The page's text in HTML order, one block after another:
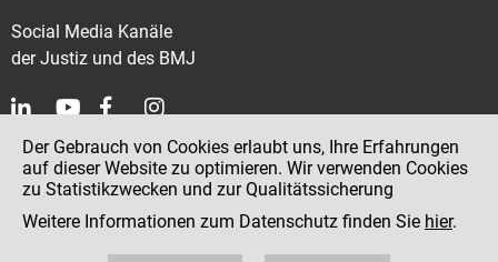
Social Media Kanäle
der Justiz und des BMJ
Kontakt
Impressum
Datenschutz
Der Gebrauch von Cookies erlaubt uns, Ihre Erfahrungen
auf dieser Website zu optimieren. Wir verwenden Cookies
zu Statistikzwecken und zur Qualitätssicherung
Weitere Informationen zum Datenschutz finden Sie hier.